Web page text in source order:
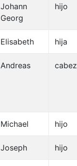
Johann
Georg
hijo
Elisabeth hija
Andreas
Michael hijo
Joseph hijo